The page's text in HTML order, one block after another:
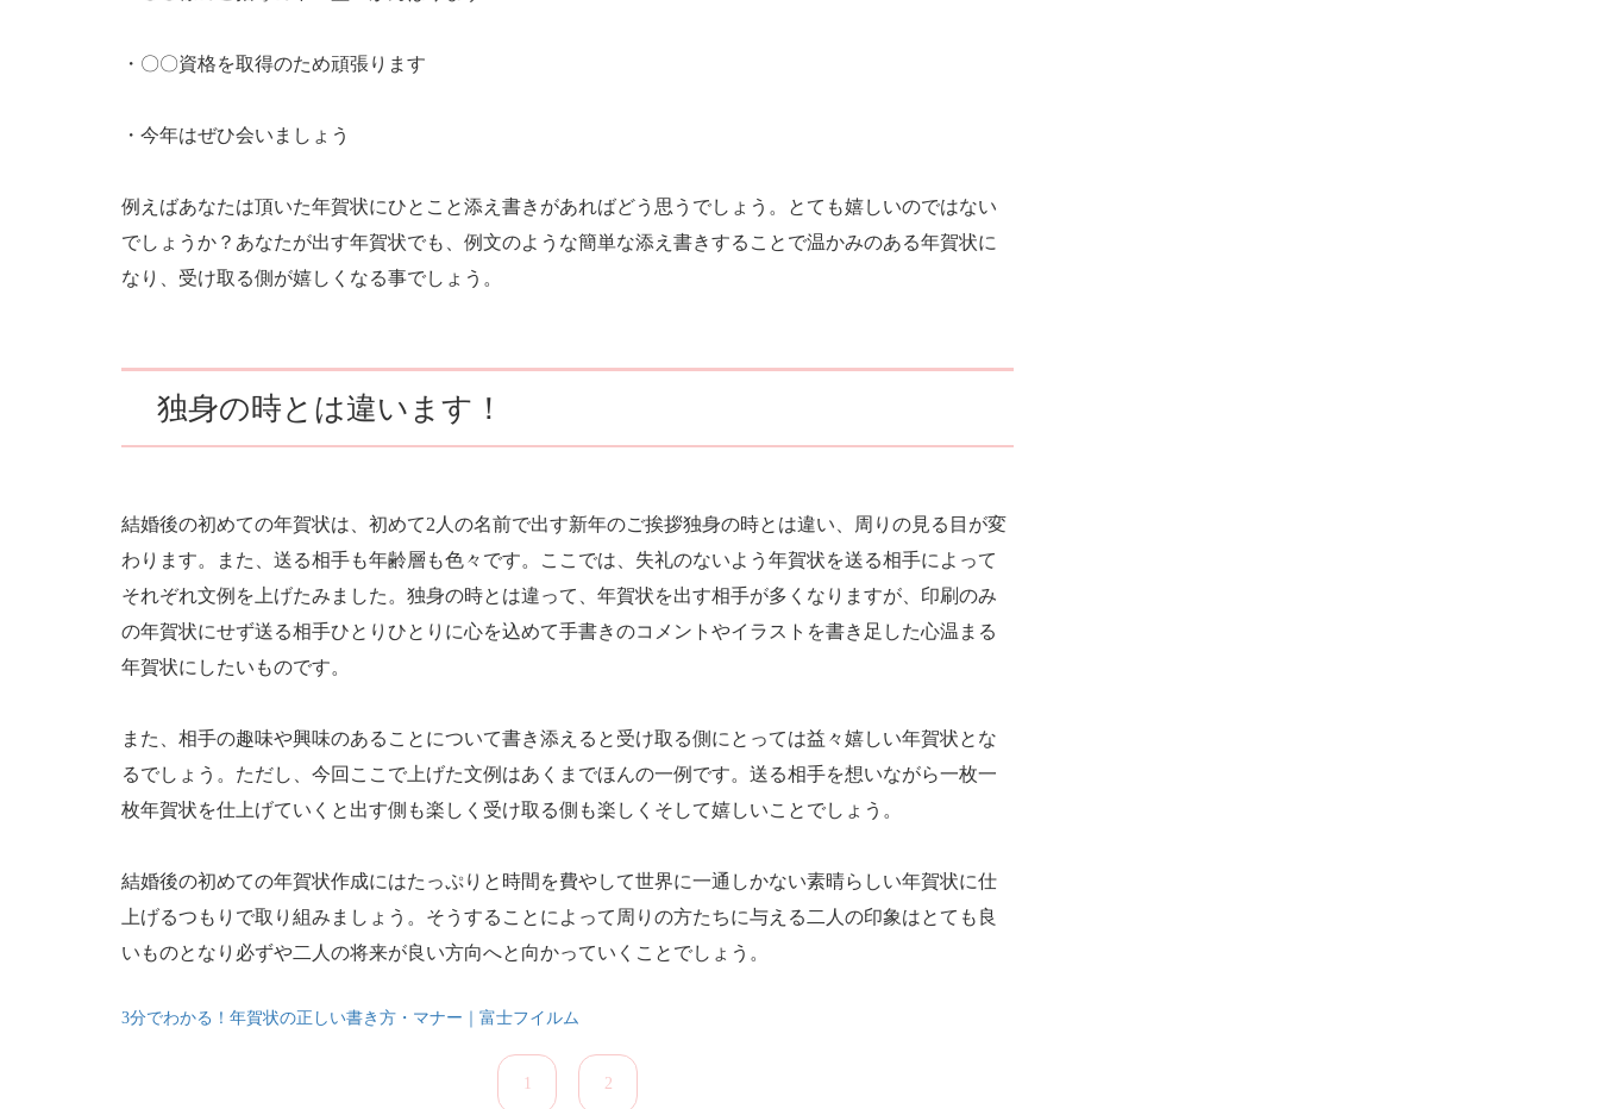
・〇〇資格を取得のため頑張ります
・今年はぜひ会いましょう
例えばあなたは頂いた年賀状にひとこと添え書きがあればどう思うでしょう。とても嬉しいのではない
でしょうか？あなたが出す年賀状でも、例文のような簡単な添え書きすることで温かみのある年賀状に
なり、受け取る側が嬉しくなる事でしょう。
独身の時とは違います！
結婚後の初めての年賀状は、初めて2人の名前で出す新年のご挨拶独身の時とは違い、周りの見る目が変
わります。また、送る相手も年齢層も色々です。ここでは、失礼のないよう年賀状を送る相手によって
それぞれ文例を上げたみました。独身の時とは違って、年賀状を出す相手が多くなりますが、印刷のみ
の年賀状にせず送る相手ひとりひとりに心を込めて手書きのコメントやイラストを書き足した心温まる
年賀状にしたいものです。
また、相手の趣味や興味のあることについて書き添えると受け取る側にとっては益々嬉しい年賀状とな
るでしょう。ただし、今回ここで上げた文例はあくまでほんの一例です。送る相手を想いながら一枚一
枚年賀状を仕上げていくと出す側も楽しく受け取る側も楽しくそして嬉しいことでしょう。
結婚後の初めての年賀状作成にはたっぷりと時間を費やして世界に一通しかない素晴らしい年賀状に仕
上げるつもりで取り組みましょう。そうすることによって周りの方たちに与える二人の印象はとても良
いものとなり必ずや二人の将来が良い方向へと向かっていくことでしょう。
3分でわかる！年賀状の正しい書き方・マナー｜富士フイルム
1 2